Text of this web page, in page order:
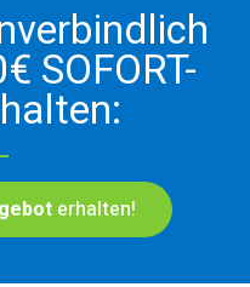
SOFORT-
erhalten!